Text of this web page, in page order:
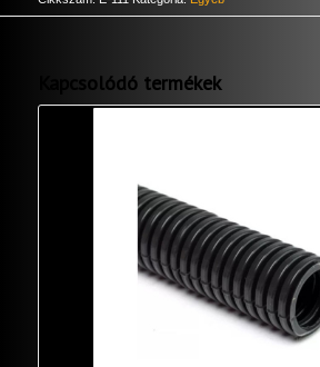
Kapcsolódó termékek